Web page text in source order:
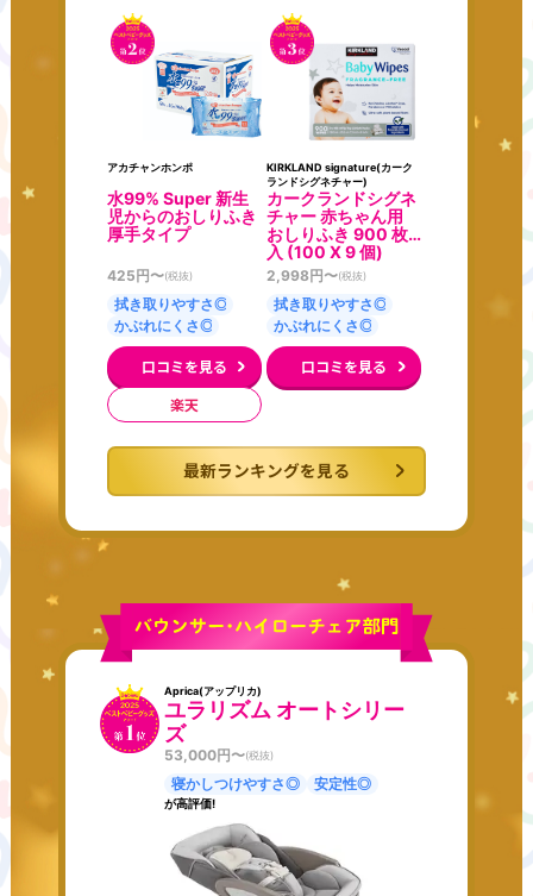
アカチャンホンポ
水99% Super 新生
児からのおしりふき
厚手タイプ
425 円〜(税抜)
拭き取りやすさ◎
かぶれにくさ◎
口コミを見る
楽天
KIRKLAND signature(カーク
ランドシグネチャー)
カークランドシグネ
チャー 赤ちゃん用
おしりふき 900 枚
入 (100 X 9 個)
2,998円〜(税抜)
拭き取りやすさ◎
かぶれにくさ◎
口コミを見る
最新ランキングを見る
Aprica(アップリカ)
ユラリズム オートシリー
ズ
53,000円〜(税抜)
寝かしつけやすさ◎ 安定性◎
が高評価!